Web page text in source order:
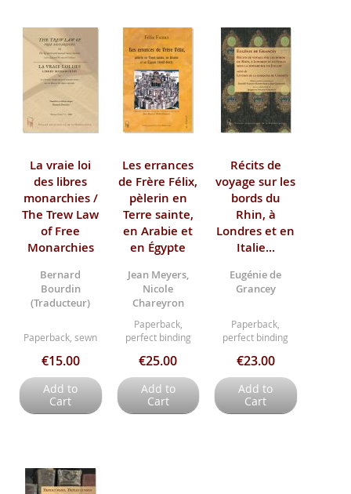
La vraie loi
des libres
monarchies /
The Trew Law
of Free
Monarchies
Bernard
Bourdin
(Traducteur)
Paperback, sewn
€15.00
Add to
Cart
Les errances
de Frère Félix,
pèlerin en
Terre sainte,
en Arabie et
en Égypte
Jean Meyers,
Nicole
Chareyron
Paperback,
perfect binding
€25.00
Add to
Cart
Récits de
voyage sur les
bords du
Rhin, à
Londres et en
Italie...
Eugénie de
Grancey
Paperback,
perfect binding
€23.00
Add to
Cart